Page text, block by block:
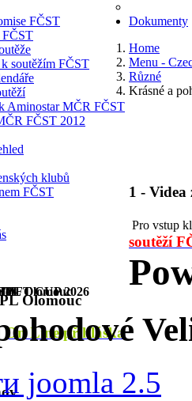
FČST
FČST
soutěžím FČST
Aminostar MČR FČST
FČST 2012
klubů
FČST
Dokumenty
Home
Menu -
Různé
Krásné a
Olomouc
CUP 2026
1 - Videa
Pro vstup
soutěží
Olomouc
On Line přihláška
joomla 2.5